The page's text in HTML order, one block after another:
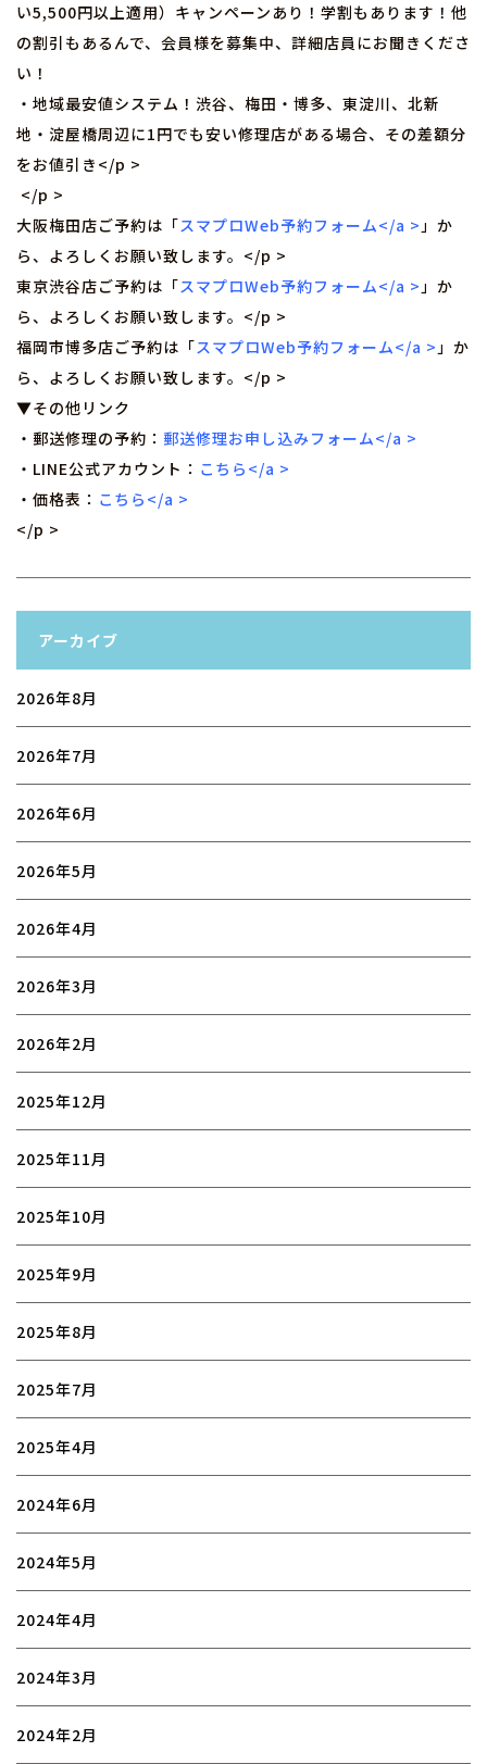
い5,500円以上適用）キャンペーンあり！学割もあります！他
の割引もあるんで、会員様を募集中、詳細店員にお聞きくださ
い！
・地域最安値システム！渋谷、梅田・博多、東淀川、北新
地・淀屋橋周辺に1円でも安い修理店がある場合、その差額分
をお値引き</p >
</p >
大阪梅田店ご予約は「スマプロWeb予約フォーム</a >」か
ら、よろしくお願い致します。</p >
東京渋谷店ご予約は「スマプロWeb予約フォーム</a >」か
ら、よろしくお願い致します。</p >
福岡市博多店ご予約は「スマプロWeb予約フォーム</a >」か
ら、よろしくお願い致します。</p >
▼その他リンク
・郵送修理の予約： 郵送修理お申し込みフォーム</a >
・LINE公式アカウント： こちら</a >
・価格表： こちら</a >
</p >
アーカイブ
2026年8月
2026年7月
2026年6月
2026年5月
2026年4月
2026年3月
2026年2月
2025年12月
2025年11月
2025年10月
2025年9月
2025年8月
2025年7月
2025年4月
2024年6月
2024年5月
2024年4月
2024年3月
2024年2月